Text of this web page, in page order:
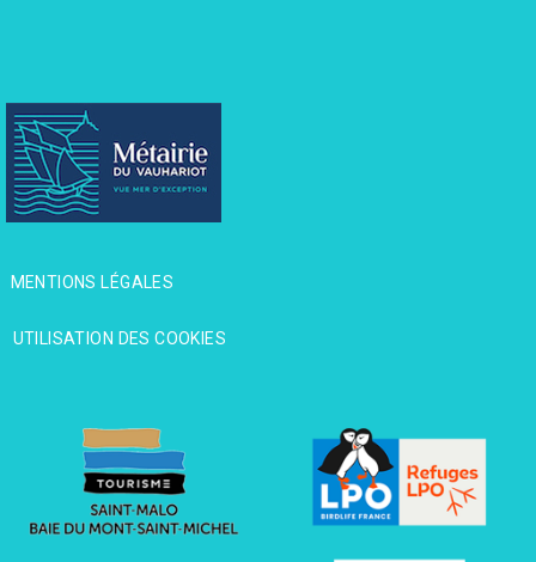
MENTIONS LÉGALES
UTILISATION DES COOKIES